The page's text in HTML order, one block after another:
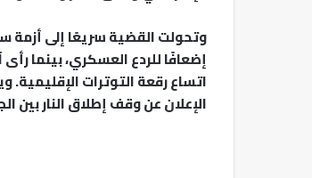
وتحولت القضية سريعًا إلى أزمة
إضعافًا للردع العسكري، بينما
اتساع رقعة التوترات
الإعلان عن وقف إطلاق النار بين